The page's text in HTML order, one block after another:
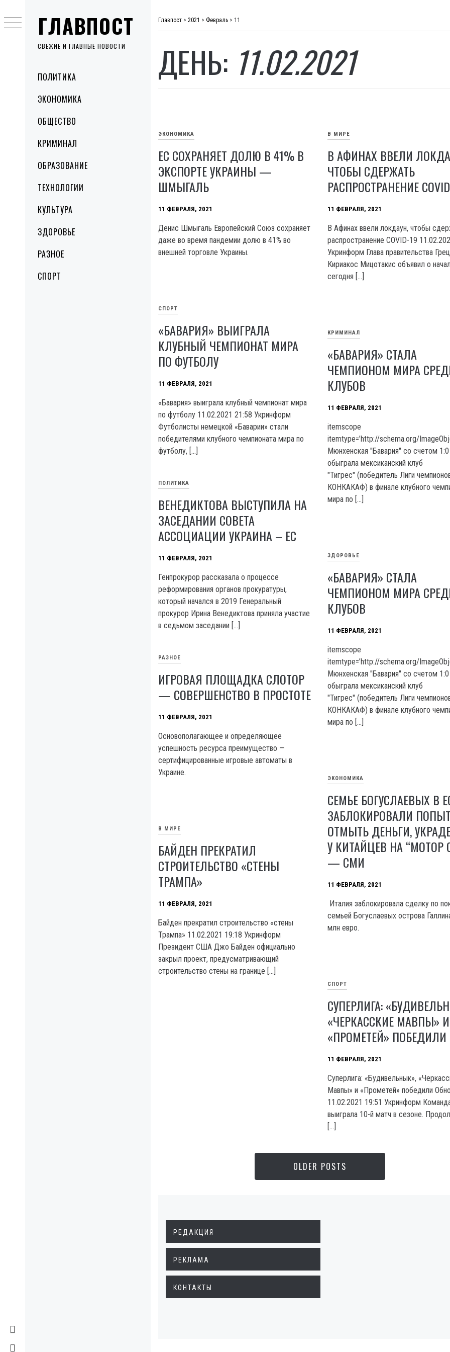
ГЛАВПОСТ
СВЕЖИЕ И ГЛАВНЫЕ НОВОСТИ
MenuПОЛИТИКА
ЭКОНОМИКА
ОБЩЕСТВО
КРИМИНАЛ
ОБРАЗОВАНИЕ
ТЕХНОЛОГИИ
КУЛЬТУРА
ЗДОРОВЬЕ
РАЗНОЕ
СПОРТ
to
content
Главпост > 2021 > Февраль > 11
ДЕНЬ: 11.02.2021
ЭКОНОМИКА
ЕС СОХРАНЯЕТ ДОЛЮ В 41% В
ЭКСПОРТЕ УКРАИНЫ —
ШМЫГАЛЬ
11 ФЕВРАЛЯ, 2021
Денис Шмыгаль Европейский Союз сохраняет
даже во время пандемии долю в 41% во
внешней торговле Украины.
В МИРЕ
В АФИНАХ ВВЕЛИ
ЧТОБЫ СДЕРЖАТЬ
РАСПРОСТРАНЕНИЕ
11 ФЕВРАЛЯ, 2021
В Афинах ввели локдаун, чтобы
распространение COVID-19
Укринформ Глава правительства
Кириакос Мицотакис объявил о
сегодня […]
СПОРТ
«БАВАРИЯ» ВЫИГРАЛА
КЛУБНЫЙ ЧЕМПИОНАТ МИРА
ПО ФУТБОЛУ
11 ФЕВРАЛЯ, 2021
«Бавария» выиграла клубный чемпионат мира
по футболу 11.02.2021 21:58 Укринформ
Футболисты немецкой «Баварии» стали
победителями клубного чемпионата мира по
футболу, […]
КРИМИНАЛ
«БАВАРИЯ» СТАЛА
ЧЕМПИОНОМ МИРА
КЛУБОВ
11 ФЕВРАЛЯ, 2021
itemscope
itemtype=’http://schema.org/
Мюнхенская "Бавария" со счетом 1:0
обыграла мексиканский клуб
"Тигрес" (победитель Лиги
КОНКАКАФ) в финале клубного
мира по […]
ПОЛИТИКА
ВЕНЕДИКТОВА ВЫСТУПИЛА НА
ЗАСЕДАНИИ СОВЕТА
АССОЦИАЦИИ УКРАИНА – ЕС
11 ФЕВРАЛЯ, 2021
Генпрокурор рассказала о процессе
реформирования органов прокуратуры,
который начался в 2019 Генеральный
прокурор Ирина Венедиктова приняла участие
в седьмом заседании […]
ЗДОРОВЬЕ
«БАВАРИЯ» СТАЛА
ЧЕМПИОНОМ МИРА
КЛУБОВ
11 ФЕВРАЛЯ, 2021
itemscope
itemtype=’http://schema.org/
Мюнхенская "Бавария" со счетом 1:0
обыграла мексиканский клуб
"Тигрес" (победитель Лиги
КОНКАКАФ) в финале клубного
мира по […]
РАЗНОЕ
ИГРОВАЯ ПЛОЩАДКА СЛОТОР
— СОВЕРШЕНСТВО В ПРОСТОТЕ
11 ФЕВРАЛЯ, 2021
Основополагающее и определяющее
успешность ресурса преимущество —
сертифицированные игровые автоматы в
Украине.
ЭКОНОМИКА
СЕМЬЕ БОГУСЛАЕВЫХ В
ЗАБЛОКИРОВАЛИ
ОТМЫТЬ ДЕНЬГИ,
У КИТАЙЦЕВ НА “МОТОР
— СМИ
11 ФЕВРАЛЯ, 2021
Италия заблокировала сделку по
семьей Богуслаевых острова
млн евро.
В МИРЕ
БАЙДЕН ПРЕКРАТИЛ
СТРОИТЕЛЬСТВО «СТЕНЫ
ТРАМПА»
11 ФЕВРАЛЯ, 2021
Байден прекратил строительство «стены
Трампа» 11.02.2021 19:18 Укринформ
Президент США Джо Байден официально
закрыл проект, предусматривающий
строительство стены на границе […]
СПОРТ
СУПЕРЛИГА:
«ЧЕРКАССКИЕ МАВПЫ» И
«ПРОМЕТЕЙ» ПОБЕДИЛИ
11 ФЕВРАЛЯ, 2021
Суперлига: «Будивельнык»,
Мавпы» и «Прометей» победили
11.02.2021 19:51 Укринформ
выиграла 10-й матч в сезоне.
[…]
OLDER POSTS
РЕДАКЦИЯ
РЕКЛАМА
КОНТАКТЫ